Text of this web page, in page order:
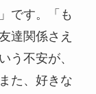
です。「も
達関係さえ
う不安が、
た、好きな